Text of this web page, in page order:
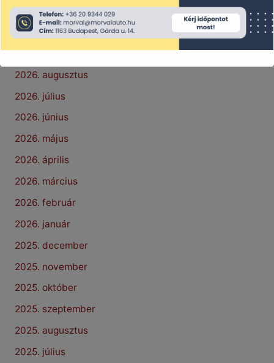
Archívum
2026. augusztus
2026. július
2026. június
2026. május
2026. április
2026. március
2026. február
2026. január
2025. december
2025. november
2025. október
2025. szeptember
2025. augusztus
2025. július